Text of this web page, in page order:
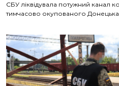
СБУ ліквідувала потужний канал
тимчасово окупованого Донецька